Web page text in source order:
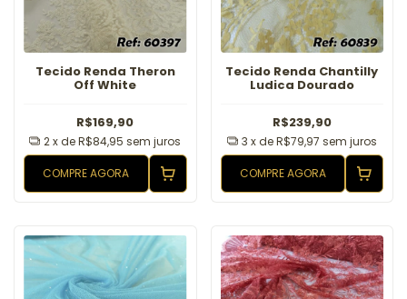
Tecido Renda Theron
Off White
R$169,90
2x deR$84,95 sem juros
COMPRE AGORA
Tecido Renda Chantilly
Ludica Dourado
R$239,90
3 x deR$79,97 sem juros
COMPRE AGORA